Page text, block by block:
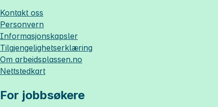
Kontakt oss
Personvern
Informasjonskapsler
Tilgjengelighetserklæring
Om arbeidsplassen.no
Nettstedkart
For jobbsøkere